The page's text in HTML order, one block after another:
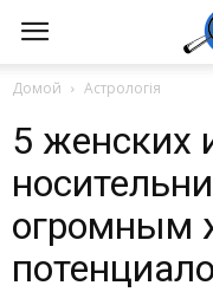
Домой Астрологія
5 женских
огромным